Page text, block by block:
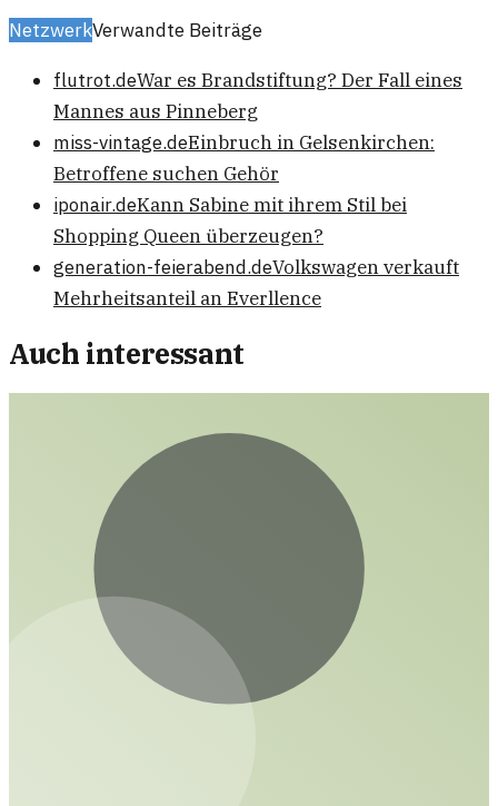
NetzwerkVerwandte Beiträge
flutrot.deWar es Brandstiftung? Der Fall eines
Mannes aus Pinneberg
miss-vintage.deEinbruch in Gelsenkirchen:
Betroffene suchen Gehör
iponair.deKann Sabine mit ihrem Stil bei
Shopping Queen überzeugen?
generation-feierabend.deVolkswagen verkauft
Mehrheitsanteil an Everllence
Auch interessant